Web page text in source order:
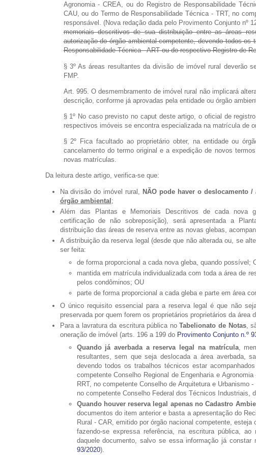
Agronomia - CREA, ou do Registro de Responsabilidade
CAU, ou do Termo de Responsabilidade Técnica - TRT, no
responsável. (Nova redação dada pelo Provimento Conjunto nº
memoriais descritivos de sua distribuição entre as áreas
autorização do órgão ambiental competente, devendo todos
Responsabilidade Técnica - ART ou do respectivo Registro de
§ 3º As áreas resultantes da divisão de imóvel rural deverão
FMP.
Art. 995. O desmembramento de imóvel rural não implicará
descrição, conforme já aprovadas pela entidade ou órgão
§ 1º No caso previsto no caput deste artigo, o oficial de
respectivos imóveis se encontra especializada na matrícula de
§ 2º Fica facultado ao proprietário obter, na entidade ou
cancelamento do termo original e a expedição de novos
novas matrículas.
Da leitura deste artigo, verifica-se que:
Na divisão do imóvel rural, NÃO pode haver o deslocamento
órgão ambiental;
Além das Plantas e Memoriais Descritivos de cada nova
certificação de não sobreposição), será apresentada a
distribuição das áreas de reserva entre as novas glebas,
A distribuição da reserva legal (desde que não alterada ou, se
ser feita:
de forma proporcional a cada nova gleba, quando possível;
mantida em matrícula individualizada com toda a área de
pelos condôminos; OU
parte de forma proporcional a cada gleba e parte em área
O único requisito essencial para a reserva legal é que não
preservada por quem forem os proprietários proprietários da área
Para a lavratura da escritura pública noTabelionato de Notas,
oneração de imóvel (arts. 196 a 199 do Provimento Conjunto n.º
Quando já averbada a reserva legal na matrícula,
resultantes, sem que seja deslocada a área averbada,
devendo todos os trabalhos técnicos estar
competente Conselho Regional de Engenharia e
RRT, no competente Conselho de Arquitetura e Urbanismo
no competente Conselho Federal dos Técnicos Industriais,
Quando houver reserva legal apenas no Cadastro
documentos do item anterior e basta a apresentação do
Rural - CAR, emitido por órgão nacional competente,
fazendo-se expressa referência, na escritura pública,
daquele documento, salvo se essa informação já
93/2020).